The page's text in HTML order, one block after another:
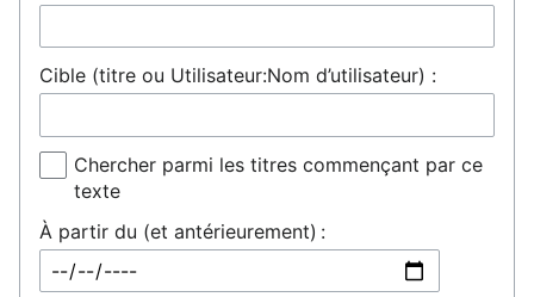
Cible (titre ou Utilisateur:Nom d’utilisateur) :
Chercher parmi les titres commençant par ce
texte
À partir du (et antérieurement) :